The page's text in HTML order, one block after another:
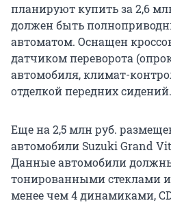
планируют купить за 2,6
должен быть
автоматом. Оснащен
датчиком переворота
автомобиля, климат-
отделкой передних сидений.
Еще на 2,5 млн руб.
автомобили Suzuki Grand
Данные автомобили
тонированными стеклами
менее чем 4 динамиками,